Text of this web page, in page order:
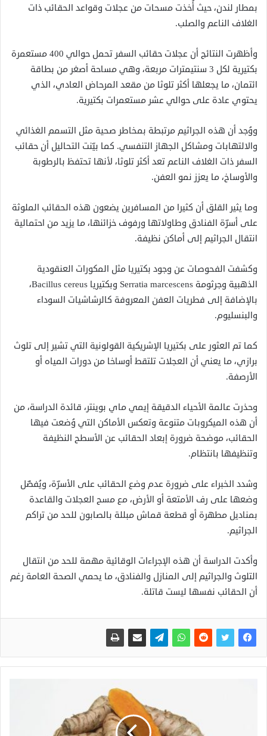
بمطار لندن، حيث أُخذت مسحات من عجلات وقواعد الحقائب ذات
الغلاف الناعم والصلب.
وأظهرت النتائج أن عجلات حقائب السفر تحمل حوالي 400 مستعمرة
بكتيرية لكل 3 سنتيمترات مربعة، وهي مساحة أصغر من بطاقة
ائتمان، ما يجعلها أكثر تلوثا من مقعد المرحاض العادي، الذي
يحتوي عادة على حوالي عشر مستعمرات بكتيرية.
ووُجد أن هذه الجراثيم مرتبطة بمخاطر صحية مثل التسمم الغذائي
والالتهابات ومشاكل الجهاز التنفسي. كما بيّنت التحاليل أن حقائب
السفر ذات الغلاف الناعم تعد أكثر تلوثا، لأنها تحتفظ بالرطوبة
والأوساخ، ما يعزز نمو العفن.
وما يثير القلق أن كثيرا من المسافرين يضعون هذه الحقائب الملوثة
على أسرّة الفنادق وطاولاتها ورفوف خزائنها، ما يزيد من احتمالية
انتقال الجراثيم إلى أماكن نظيفة.
وكشفت الفحوصات عن وجود بكتيريا مثل المكورات العنقودية
الذهبية وجرثومة Serratia marcescens وبكتيريا Bacillus cereus،
بالإضافة إلى فطريات العفن المعروفة كالرشاشيات السوداء
والبنسليوم.
كما تم العثور على بكتيريا الإشريكية القولونية التي تشير إلى تلوث
برازي، ما يعني أن العجلات تلتقط أوساخا من دورات المياه أو
الأرصفة.
وحذرت عالمة الأحياء الدقيقة إيمي ماي بوينتر، قائدة الدراسة، من
أن هذه الميكروبات متنوعة وتعكس الأماكن التي وُضعت فيها
الحقائب، موضحة ضرورة إبعاد الحقائب عن الأسطح النظيفة
وتنظيفها بانتظام.
وشدد الخبراء على ضرورة عدم وضع الحقائب على الأسرّة، ويُفضّل
وضعها على رف الأمتعة أو الأرض، مع مسح العجلات والقاعدة
بمناديل مطهرة أو قطعة قماش مبللة بالصابون للحد من تراكم
الجراثيم.
وأكدت الدراسة أن هذه الإجراءات الوقائية مهمة للحد من انتقال
التلوث والجراثيم إلى المنازل والفنادق، ما يحمي الصحة العامة رغم
أن الحقائب نفسها ليست قاتلة.